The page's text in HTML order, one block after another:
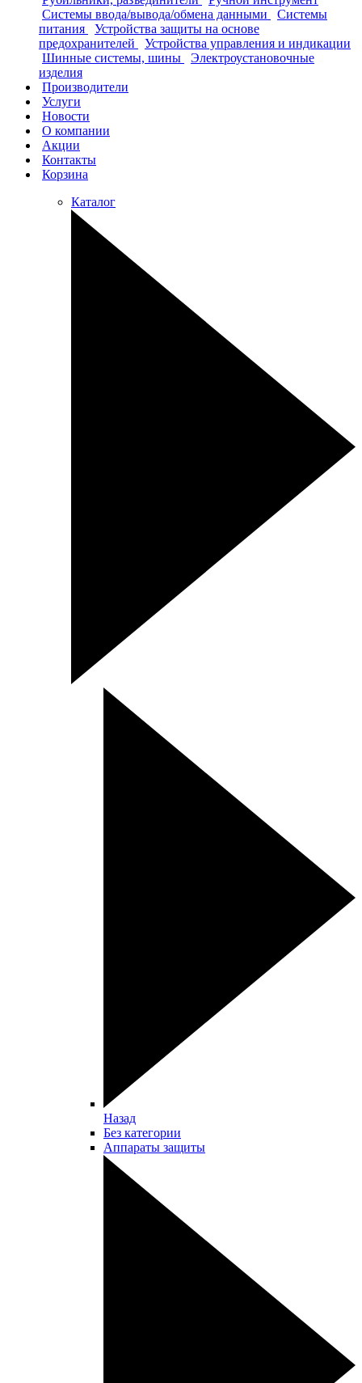
Системы ввода/вывода/обмена данными
Системы
питания
Устройства защиты на основе
предохранителей
Устройства управления и индикации
Шинные системы, шины
Электроустановочные
изделия
Производители
Услуги
Новости
О компании
Акции
Контакты
Корзина
Каталог
Назад
Без категории
Аппараты защиты